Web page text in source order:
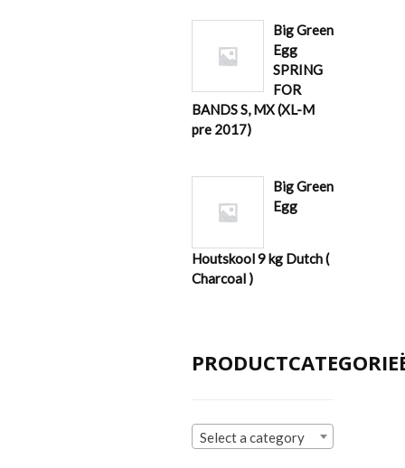
Big Green
Egg
SPRING
FOR
BANDS S, MX (XL-M
pre 2017)
Big Green
Egg
Houtskool 9 kg Dutch (
Charcoal )
Select a category